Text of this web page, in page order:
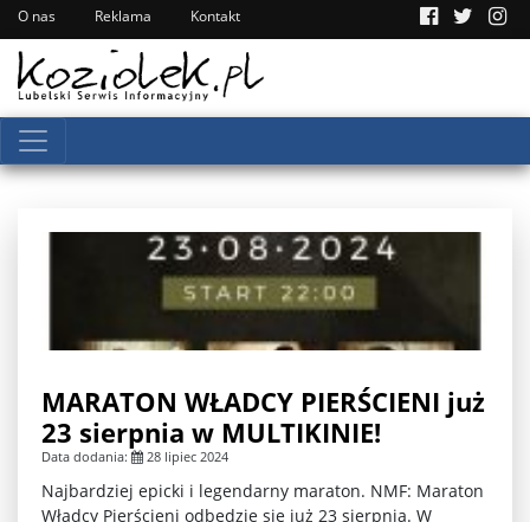
O nas Reklama Kontakt
MARATON WŁADCY PIERŚCIENI już
23 sierpnia w MULTIKINIE!
Data dodania: 28 lipiec 2024
Najbardziej epicki i legendarny maraton. NMF: Maraton
Władcy Pierścieni odbędzie się już 23 sierpnia. W